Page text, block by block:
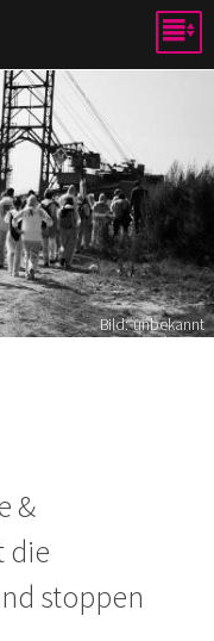
unbekannt
Bild:
&
die
stoppen